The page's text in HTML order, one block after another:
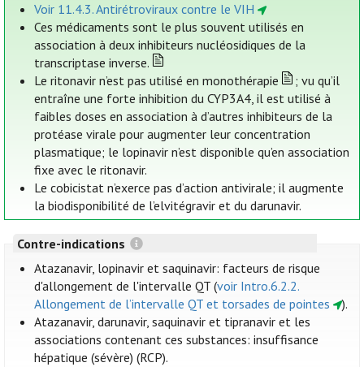
Voir 11.4.3. Antirétroviraux contre le VIH
Ces médicaments sont le plus souvent utilisés en
association à deux inhibiteurs nucléosidiques de la
transcriptase inverse.
Le ritonavir n’est pas utilisé en monothérapie
; vu qu’il
entraîne une forte inhibition du CYP3A4, il est utilisé à
faibles doses en association à d’autres inhibiteurs de la
protéase virale pour augmenter leur concentration
plasmatique; le lopinavir n’est disponible qu’en association
fixe avec le ritonavir.
Le cobicistat n’exerce pas d’action antivirale; il augmente
la biodisponibilité de l’elvitégravir et du darunavir.
Contre-indications
Atazanavir, lopinavir et saquinavir: facteurs de risque
d'allongement de l'intervalle QT (voir Intro.6.2.2.
Allongement de l’intervalle QT et torsades de pointes
).
Atazanavir, darunavir, saquinavir et tipranavir et les
associations contenant ces substances: insuffisance
hépatique (sévère) (RCP).